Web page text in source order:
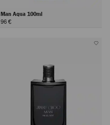
Man Aqua 100ml
96 €